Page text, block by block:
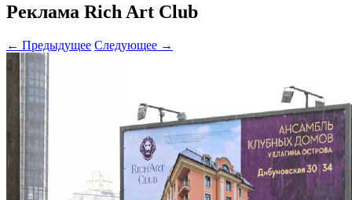
Реклама Rich Art Club
← Предыдущее Следующее →